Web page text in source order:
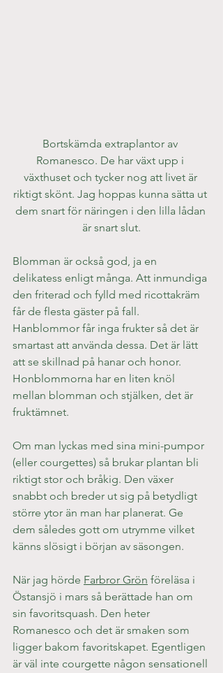
Bortskämda extraplantor av
Romanesco. De har växt upp i
växthuset och tycker nog att livet är
riktigt skönt. Jag hoppas kunna sätta ut
dem snart för näringen i den lilla lådan
är snart slut.
Blomman är också god, ja en
delikatess enligt många. Att inmundiga
den friterad och fylld med ricottakräm
får de flesta gäster på fall.
Hanblommor får inga frukter så det är
smartast att använda dessa. Det är lätt
att se skillnad på hanar och honor.
Honblommorna har en liten knöl
mellan blomman och stjälken, det är
fruktämnet.
Om man lyckas med sina mini-pumpor
(eller courgettes) så brukar plantan bli
riktigt stor och bråkig. Den växer
snabbt och breder ut sig på betydligt
större ytor än man har planerat. Ge
dem således gott om utrymme vilket
känns slösigt i början av säsongen.
När jag hörde Farbror Grön föreläsa i
Östansjö i mars så berättade han om
sin favoritsquash. Den heter
Romanesco och det är smaken som
ligger bakom favoritskapet. Egentligen
är väl inte courgette någon sensationell